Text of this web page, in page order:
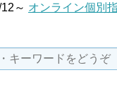
～ オンライン個別